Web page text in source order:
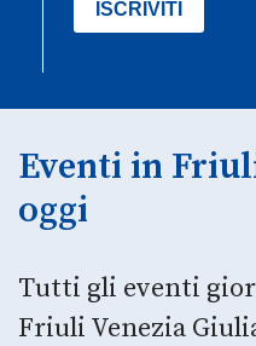
Eventi in
oggi
Tutti gli eventi
Friuli Venezia